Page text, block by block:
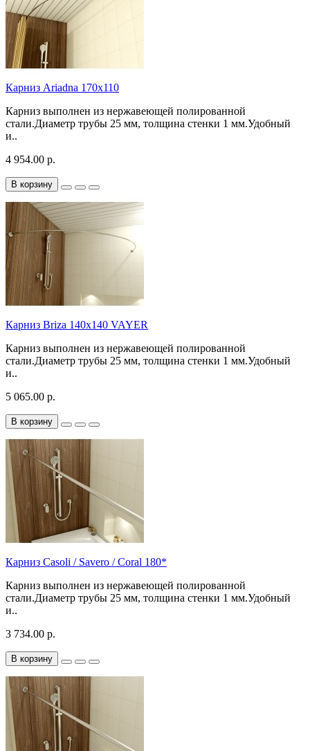
Карниз Ariadna 170х110
Карниз выполнен из нержавеющей полированной
стали.Диаметр трубы 25 мм, толщина стенки 1 мм.Удобный
и..
4 954.00 р.
В корзину
Карниз Briza 140х140 VAYER
Карниз выполнен из нержавеющей полированной
стали.Диаметр трубы 25 мм, толщина стенки 1 мм.Удобный
и..
5 065.00 р.
В корзину
Карниз Casoli / Savero / Coral 180*
Карниз выполнен из нержавеющей полированной
стали.Диаметр трубы 25 мм, толщина стенки 1 мм.Удобный
и..
3 734.00 р.
В корзину